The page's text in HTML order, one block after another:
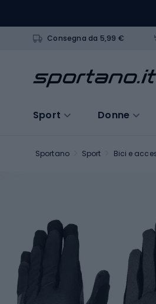
Consegna da 5,99 €
Sport Donne
Sportano Sport Bici e